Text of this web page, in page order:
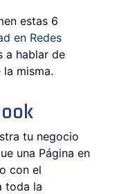
estas 6
en Redes
a hablar de
misma.
tu negocio
una Página en
con el
toda la